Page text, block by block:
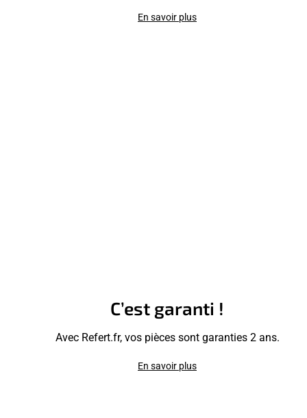
En savoir plus
C’est garanti !
Avec Refert.fr, vos pièces sont garanties 2 ans.
En savoir plus